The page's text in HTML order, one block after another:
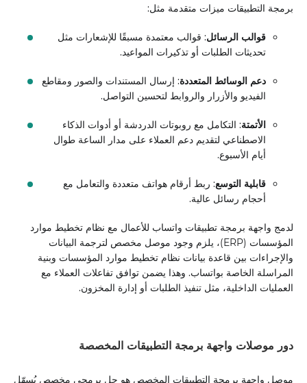
برمجة التطبيقات ميزات متقدمة مثل:
قوالب الرسائل: قوالب معتمدة مسبقًا للإشعارات مثل
تحديثات الطلبات أو تذكيرات المواعيد.
دعم الوسائط المتعددة: إرسال المستندات والصور ومقاطع
الفيديو والأزرار والروابط لتحسين التواصل.
الأتمتة: التكامل مع روبوتات الدردشة أو أدوات الذكاء
الاصطناعي لتقديم دعم العملاء على مدار الساعة طوال
أيام الأسبوع.
قابلية التوسع: ربط أرقام هواتف متعددة والتعامل مع
أحجام رسائل عالية.
لدمج واجهة برمجة تطبيقات واتساب للأعمال مع نظام تخطيط موارد
المؤسسات (ERP)، يلزم وجود موصل مخصص لترجمة البيانات
والإجراءات بين قاعدة بيانات نظام تخطيط موارد المؤسسات وبنية
المراسلة الخاصة بواتساب. وهذا يضمن توافق تفاعلات العملاء مع
العمليات الداخلية، مثل تنفيذ الطلبات أو إدارة المخزون.
دور موصلات واجهة برمجة التطبيقات المخصصة
موصل واجهة برمجة التطبيقات المخصص هو حل برمجي مخصص يُسهّل